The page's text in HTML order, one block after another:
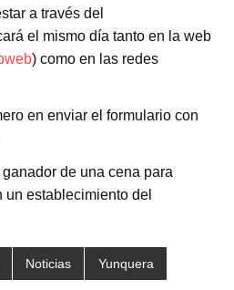
a través del
el mismo día tanto en la web
) como en las redes
en enviar el formulario con
de una cena para
un establecimiento del
Noticias Yunquera